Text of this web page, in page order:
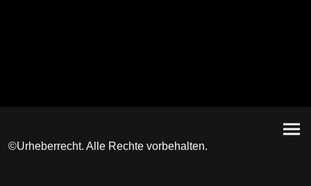
©Urheberrecht. Alle Rechte vorbehalten.